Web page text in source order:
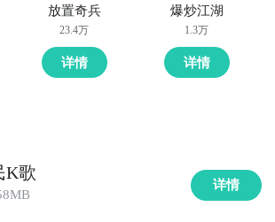
放置奇兵
23.4万
详情
爆炒江湖
1.3万
详情
K歌
详情